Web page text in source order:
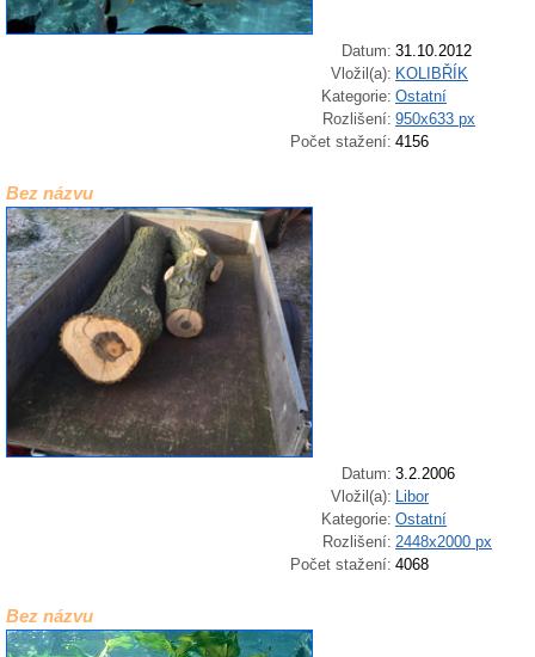
Datum: 31.10.2012
Vložil(a): KOLIBŘÍK
Kategorie: Ostatní
Rozlišení: 950x633 px
Počet stažení: 4156
Bez názvu
Datum: 3.2.2006
Vložil(a): Libor
Kategorie: Ostatní
Rozlišení: 2448x2000 px
Počet stažení: 4068
Bez názvu